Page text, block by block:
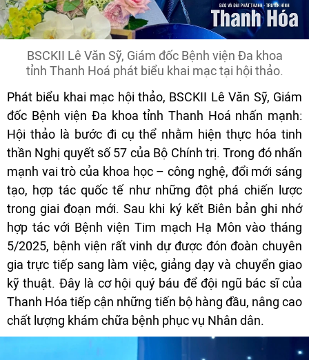
BSCKII Lê Văn Sỹ, Giám đốc Bệnh viện Đa khoa
tỉnh Thanh Hoá phát biểu khai mạc tại hội thảo.
Phát biểu khai mạc hội thảo, BSCKII Lê Văn Sỹ, Giám
đốc Bệnh viện Đa khoa tỉnh Thanh Hoá nhấn mạnh:
Hội thảo là bước đi cụ thể nhằm hiện thực hóa tinh
thần Nghị quyết số 57 của Bộ Chính trị. Trong đó nhấn
mạnh vai trò của khoa học – công nghệ, đổi mới sáng
tạo, hợp tác quốc tế như những đột phá chiến lược
trong giai đoạn mới. Sau khi ký kết Biên bản ghi nhớ
hợp tác với Bệnh viện Tim mạch Hạ Môn vào tháng
5/2025, bệnh viện rất vinh dự được đón đoàn chuyên
gia trực tiếp sang làm việc, giảng dạy và chuyển giao
kỹ thuật. Đây là cơ hội quý báu để đội ngũ bác sĩ của
Thanh Hóa tiếp cận những tiến bộ hàng đầu, nâng cao
chất lượng khám chữa bệnh phục vụ Nhân dân.